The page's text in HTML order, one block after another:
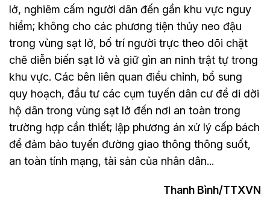
lở, nghiêm cấm người dân đến gần khu vực nguy
hiểm; không cho các phương tiện thủy neo đậu
trong vùng sạt lở, bố trí người trực theo dõi chặt
chẽ diễn biến sạt lở và giữ gìn an ninh trật tự trong
khu vực. Các bên liên quan điều chỉnh, bổ sung
quy hoạch, đầu tư các cụm tuyến dân cư để di dời
hộ dân trong vùng sạt lở đến nơi an toàn trong
trường hợp cần thiết; lập phương án xử lý cấp bách
để đảm bảo tuyến đường giao thông thông suốt,
an toàn tính mạng, tài sản của nhân dân...
Thanh Bình/TTXVN